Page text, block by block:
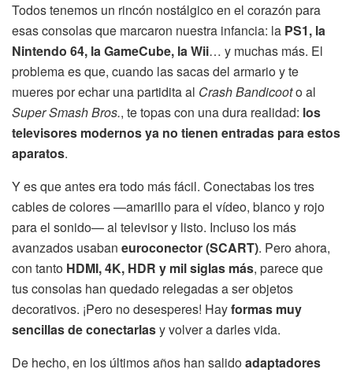
Todos tenemos un rincón nostálgico en el corazón para
esas consolas que marcaron nuestra infancia: la PS1, la
Nintendo 64, la GameCube, la Wii… y muchas más. El
problema es que, cuando las sacas del armario y te
mueres por echar una partidita al Crash Bandicooto al
Super Smash Bros., te topas con una dura realidad: los
televisores modernos ya no tienen entradas para estos
aparatos.
Y es que antes era todo más fácil. Conectabas los tres
cables de colores —amarillo para el vídeo, blanco y rojo
para el sonido— al televisor y listo. Incluso los más
avanzados usaban euroconector (SCART). Pero ahora,
con tanto HDMI, 4K, HDR y mil siglas más, parece que
tus consolas han quedado relegadas a ser objetos
decorativos. ¡Pero no desesperes! Hayformas muy
sencillas de conectarlasy volver a darles vida.
De hecho, en los últimos años han salidoadaptadores